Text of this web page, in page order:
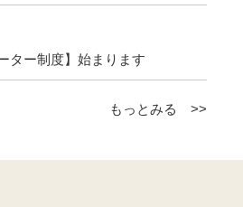
ター制度】始まります
もっとみる >>